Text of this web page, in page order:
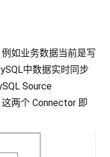
如业务数据当前是写
中数据实时同步
Source
两个 Connector 即